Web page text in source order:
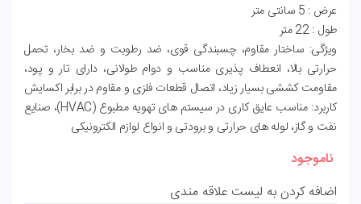
عرض : 5 سانتی متر
طول : 22 متر
ویژگی: ساختار مقاوم، چسبندگی قوی، ضد رطوبت و ضد بخار، تحمل
حرارتی بالا، انعطاف‌ پذیری مناسب و دوام طولانی، دارای تار و پود،
مقاومت کششی بسیار زیاد، اتصال قطعات فلزی و مقاوم در برابر اکسایش
کاربرد: مناسب عایق‌ کاری در سیستم‌ های تهویه مطبوع (HVAC)، صنایع
نفت و گاز، لوله‌ های حرارتی و برودتی و انواع لوازم الکترونیکی
ناموجود
اضافه کردن به لیست علاقه مندی